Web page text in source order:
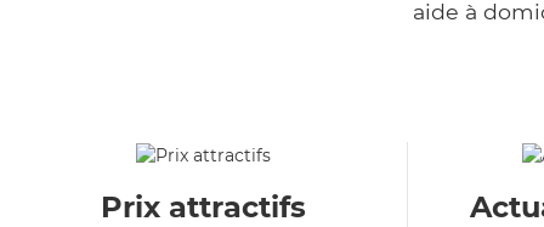
aide à
Prix attractifs